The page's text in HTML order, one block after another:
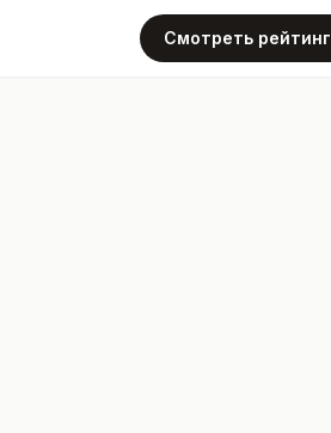
Смотреть рейтинг